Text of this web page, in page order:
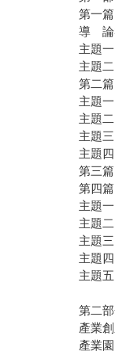
第一
導 論
主題
主題
第二
主題
主題
主題
主題
第三
第四
主題
主題
主題
主題
主題
第二
產業
產業